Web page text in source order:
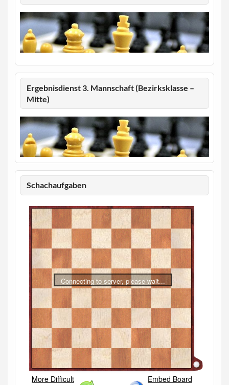
Ergebnisdienst 3. Mannschaft (Bezirksklasse –
Mitte)
Schachaufgaben